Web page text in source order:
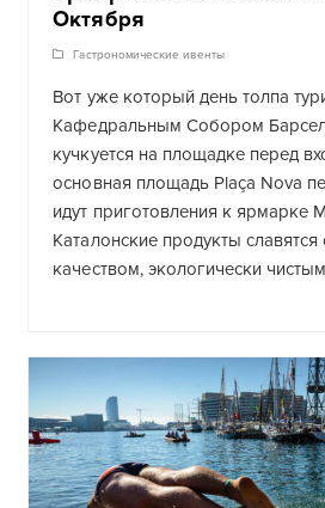
Октября
Гастрономические ивенты
Вот уже который день толпа
Кафедральным Собором
кучкуется на площадке перед
основная площадь Plaça Nova
идут приготовления к ярмарке
Каталонские продукты
качеством, экологически